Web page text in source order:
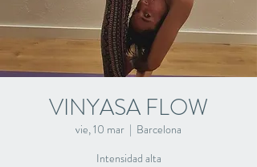
VINYASA FLOW
vie, 10 mar
  |
Barcelona
Intensidad alta